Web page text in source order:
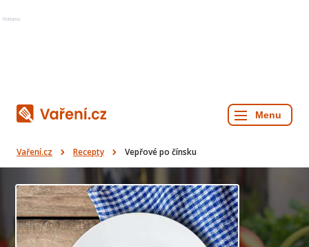
Reklama
Vaření.cz Recepty Vepřové po čínsku